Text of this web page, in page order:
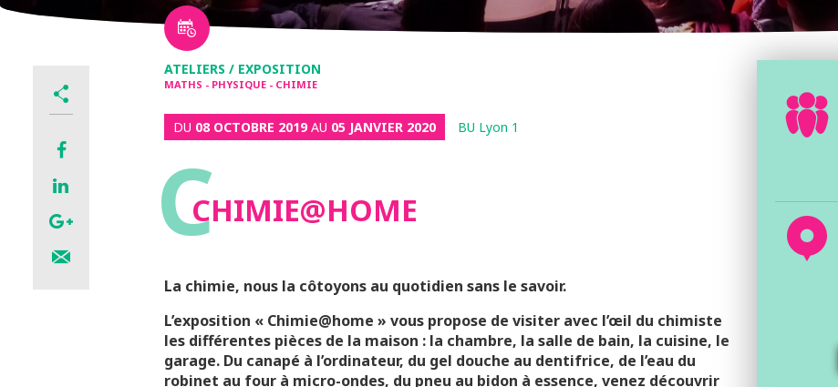
ATELIERS / EXPOSITION
MATHS - PHYSIQUE - CHIMIE
DU 08 OCTOBRE 2019AU 05 JANVIER 2020 BU Lyon 1
CCHIMIE@HOME
La chimie, nous la côtoyons au quotidien sans le savoir.
L’exposition « Chimie@home » vous propose de visiter avec l’œil du chimiste
les différentes pièces de la maison : la chambre, la salle de bain, la cuisine, le
garage. Du canapé à l’ordinateur, du gel douche au dentifrice, de l’eau du
robinet au four à micro-ondes, du pneu au bidon à essence, venez découvrir